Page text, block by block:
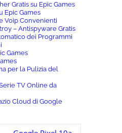
Gratis su Epic Games
Epic Games
Voip Convenienti
– Antispyware Gratis
dei Programmi
Games
per la Pulizia del
TV Online da
Cloud di Google